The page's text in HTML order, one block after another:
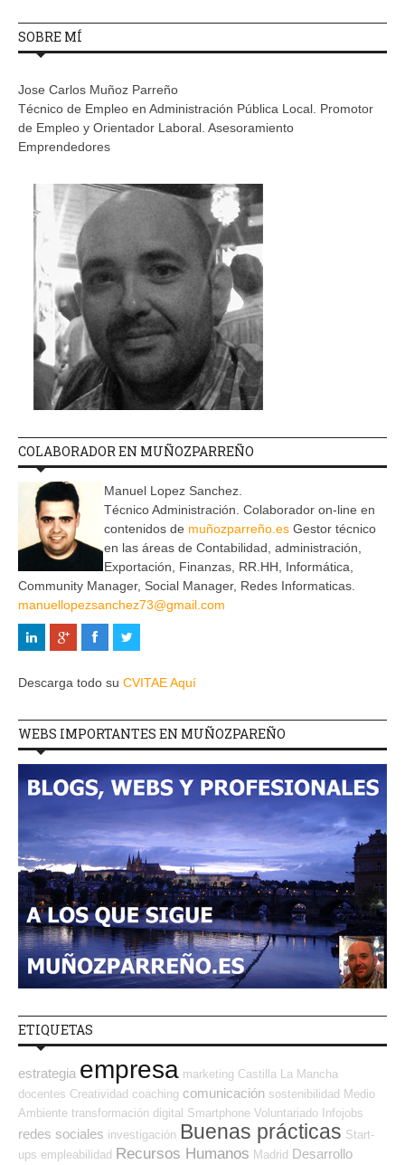
SOBRE MÍ
Jose Carlos Muñoz Parreño
Técnico de Empleo en Administración Pública Local. Promotor
de Empleo y Orientador Laboral. Asesoramiento
Emprendedores
COLABORADOR EN MUÑOZPARREÑO
Manuel Lopez Sanchez.
Técnico Administración. Colaborador on-line en
contenidos de muñozparreño.es Gestor técnico
en las áreas de Contabilidad, administración,
Exportación, Finanzas, RR.HH, Informática,
Community Manager, Social Manager, Redes Informaticas.
manuellopezsanchez73@gmail.com
Descarga todo su CVITAE Aquí
WEBS IMPORTANTES EN MUÑOZPAREÑO
ETIQUETAS
estrategia empresa marketing Castilla La Mancha
docentes Creatividad coaching comunicación sostenibilidad Medio
Ambiente transformación digital Smartphone Voluntariado Infojobs
redes sociales investigación Buenas prácticas Start-
ups empleabilidad Recursos Humanos Madrid Desarrollo